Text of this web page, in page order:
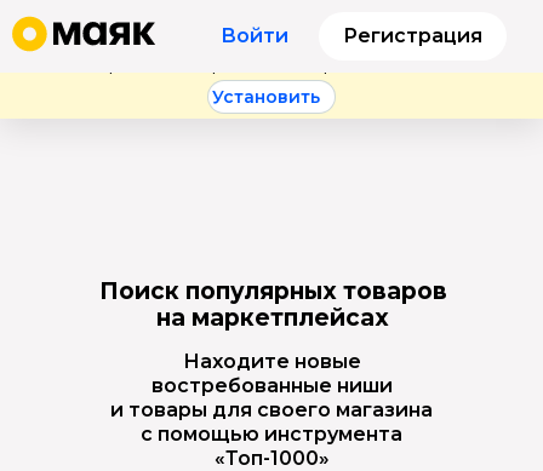
Бесплатное расширение для
Анализируйте продажи и остатки конкурентов
Установить
Регистрация
Войти
Находите новые
востребованные ниши
и товары для своего магазина
с помощью инструмента
«Топ-1000»
Поиск популярных товаров
на маркетплейсах